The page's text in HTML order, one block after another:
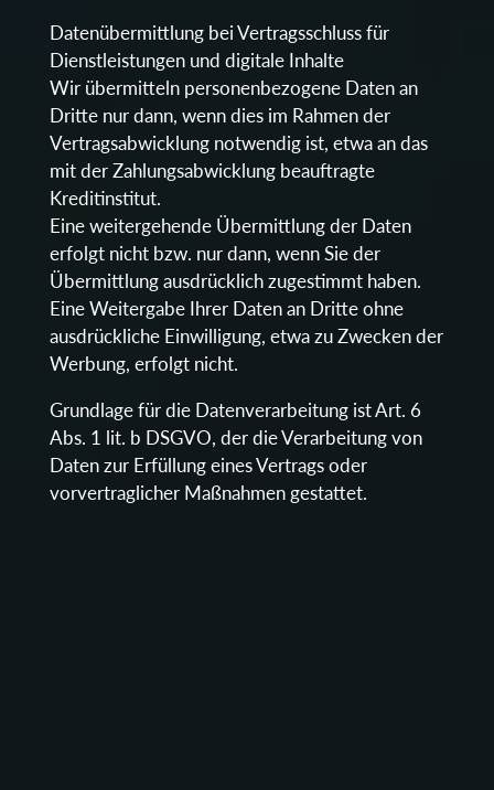
Datenübermittlung bei Vertragsschluss für
Dienstleistungen und digitale Inhalte
Wir übermitteln personenbezogene Daten an
Dritte nur dann, wenn dies im Rahmen der
Vertragsabwicklung notwendig ist, etwa an das
mit der Zahlungsabwicklung beauftragte
Kreditinstitut.
Eine weitergehende Übermittlung der Daten
erfolgt nicht bzw. nur dann, wenn Sie der
Übermittlung ausdrücklich zugestimmt haben.
Eine Weitergabe Ihrer Daten an Dritte ohne
ausdrückliche Einwilligung, etwa zu Zwecken der
Werbung, erfolgt nicht.
Grundlage für die Datenverarbeitung ist Art. 6
Abs. 1 lit. b DSGVO, der die Verarbeitung von
Daten zur Erfüllung eines Vertrags oder
vorvertraglicher Maßnahmen gestattet.